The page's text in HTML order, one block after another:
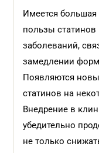
Имеется большая
пользы
заболеваний,
замедлении
Появляются
статинов на
Внедрение в
убедительно
не только